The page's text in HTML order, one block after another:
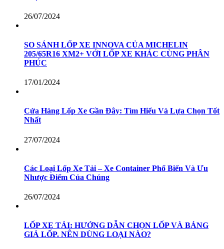
26/07/2024
SO SÁNH LỐP XE INNOVA CỦA MICHELIN
205/65R16 XM2+ VỚI LỐP XE KHÁC CÙNG PHÂN
PHÚC
17/01/2024
Cửa Hàng Lốp Xe Gần Đây: Tìm Hiểu Và Lựa Chọn Tốt
Nhất
27/07/2024
Các Loại Lốp Xe Tải – Xe Container Phổ Biến Và Ưu
Nhược Điểm Của Chúng
26/07/2024
LỐP XE TẢI: HƯỚNG DẪN CHỌN LỐP VÀ BẢNG
GIÁ LỐP. NÊN DÙNG LOẠI NÀO?